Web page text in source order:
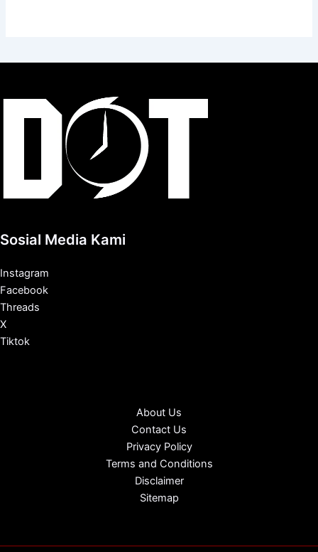
Sosial Media Kami
Instagram
Facebook
Threads
X
Tiktok
About Us
Contact Us
Privacy Policy
Terms and Conditions
Disclaimer
Sitemap